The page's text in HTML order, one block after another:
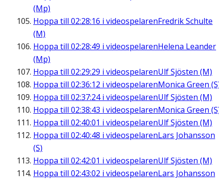
(Mp)
Hoppa till 02:28:16 i videospelarenFredrik Schulte
(M)
Hoppa till 02:28:49 i videospelarenHelena Leander
(Mp)
Hoppa till 02:29:29 i videospelarenUlf Sjösten (M)
Hoppa till 02:36:12 i videospelarenMonica Green
Hoppa till 02:37:24i videospelarenUlf Sjösten (M)
Hoppa till 02:38:43 i videospelarenMonica Green
Hoppa till 02:40:01 i videospelarenUlf Sjösten (M)
Hoppa till 02:40:48 i videospelarenLars Johansson
(S)
Hoppa till 02:42:01 i videospelarenUlf Sjösten (M)
Hoppa till 02:43:02 i videospelarenLars Johansson